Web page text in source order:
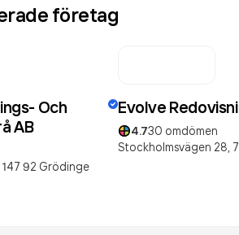
företag
Och
AB
147 92 Grödinge
Evolve
4.730 omdömen
Stockholmsvägen 28,